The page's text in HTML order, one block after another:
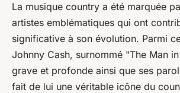
La musique country a été marquée
artistes emblématiques qui ont
significative à son évolution. Parmi
Johnny Cash, surnommé "The Man
grave et profonde ainsi que ses
fait de lui une véritable icône du